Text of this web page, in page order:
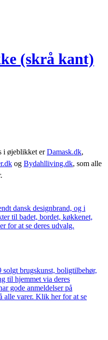
(skrå kant)
i øjeblikket erDamask.dk,
og Bydahlliving.dk, som alle
dansk designbrand, og i
til badet, bordet, køkkenet,
for at se deres udvalg.
brugskunst, boligtilbehør,
til hjemmet via deres
gode anmeldelser på
alle varer. Klik her for at se